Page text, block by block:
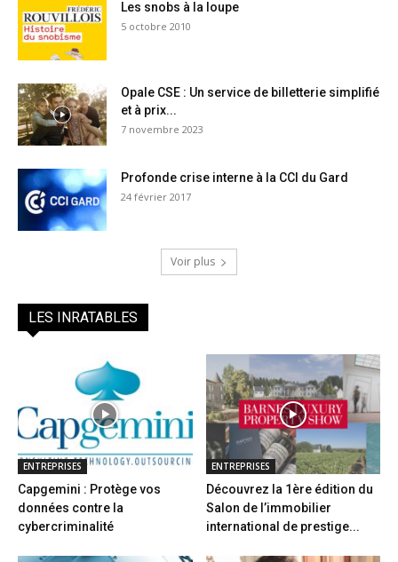
Les snobs à la loupe
5 octobre 2010
Opale CSE : Un service de billetterie simplifié
et à prix...
7 novembre 2023
Profonde crise interne à la CCI du Gard
24 février 2017
Voir plus
LES INRATABLES
ENTREPRISES
Capgemini : Protège vos
données contre la
cybercriminalité
ENTREPRISES
Découvrez la 1ère édition du
Salon de l’immobilier
international de prestige...